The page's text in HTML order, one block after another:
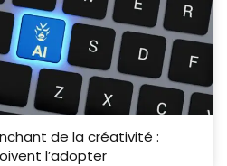
de la créativité :
l’adopter